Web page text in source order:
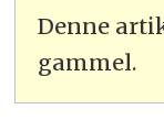
Denne
gammel.